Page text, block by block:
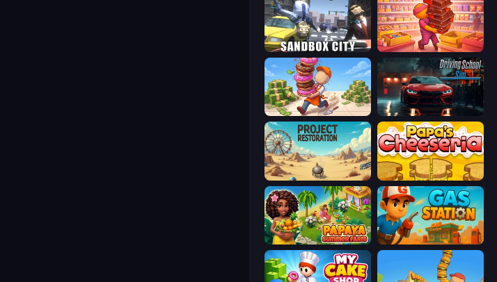
Sandbox City Candy Packing Store
Donut Place Driving School Simulator
Project Restoration Papa's Cheeseria
Papaya Summer Farm Gas Station